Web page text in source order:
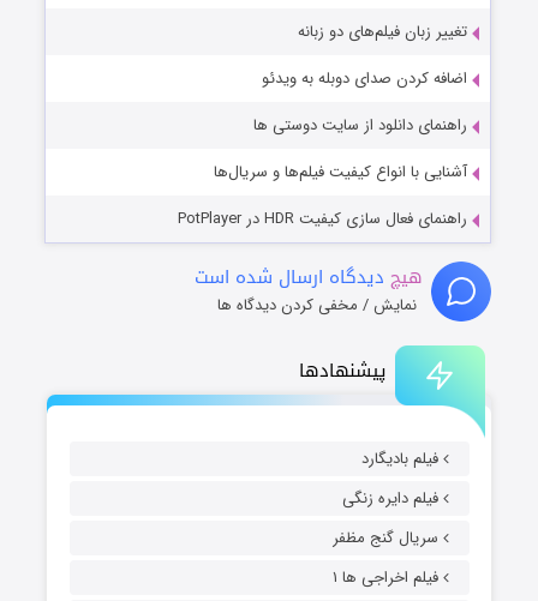
پیشنهادها
فیلم بادیگارد
فیلم دایره زنگی
سریال گنج مظفر
فیلم اخراجی ها ۱
تغییر زبان فیلم‌های دو زبانه
اضافه کردن صدای دوبله به ویدئو
راهنمای دانلود از سایت دوستی ها
آشنایی با انواع کیفیت فیلم‌ها و سریال‌ها
راهنمای فعال سازی کیفیت HDR در PotPlayer
هیچ دیدگاه ارسال شده است
نمایش / مخفی کردن دیدگاه ها